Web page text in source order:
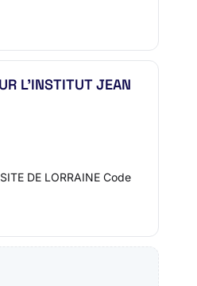
L'INSTITUT JEAN
DE LORRAINE Code